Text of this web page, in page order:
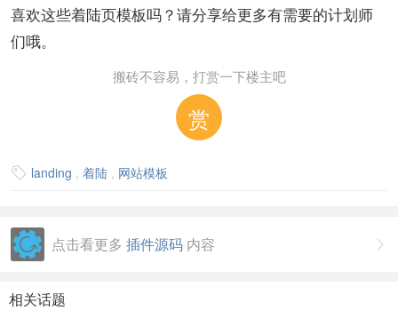
喜欢这些着陆页模板吗？请分享给更多有需要的计划师
们哦。
搬砖不容易，打赏一下楼主吧
赏
 landing , 着陆 , 网站模板

点击看更多 插件源码 内容
相关话题